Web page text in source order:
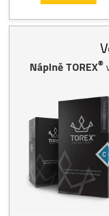
Náplně TOREX®